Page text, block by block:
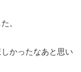
。
かったなあと思い